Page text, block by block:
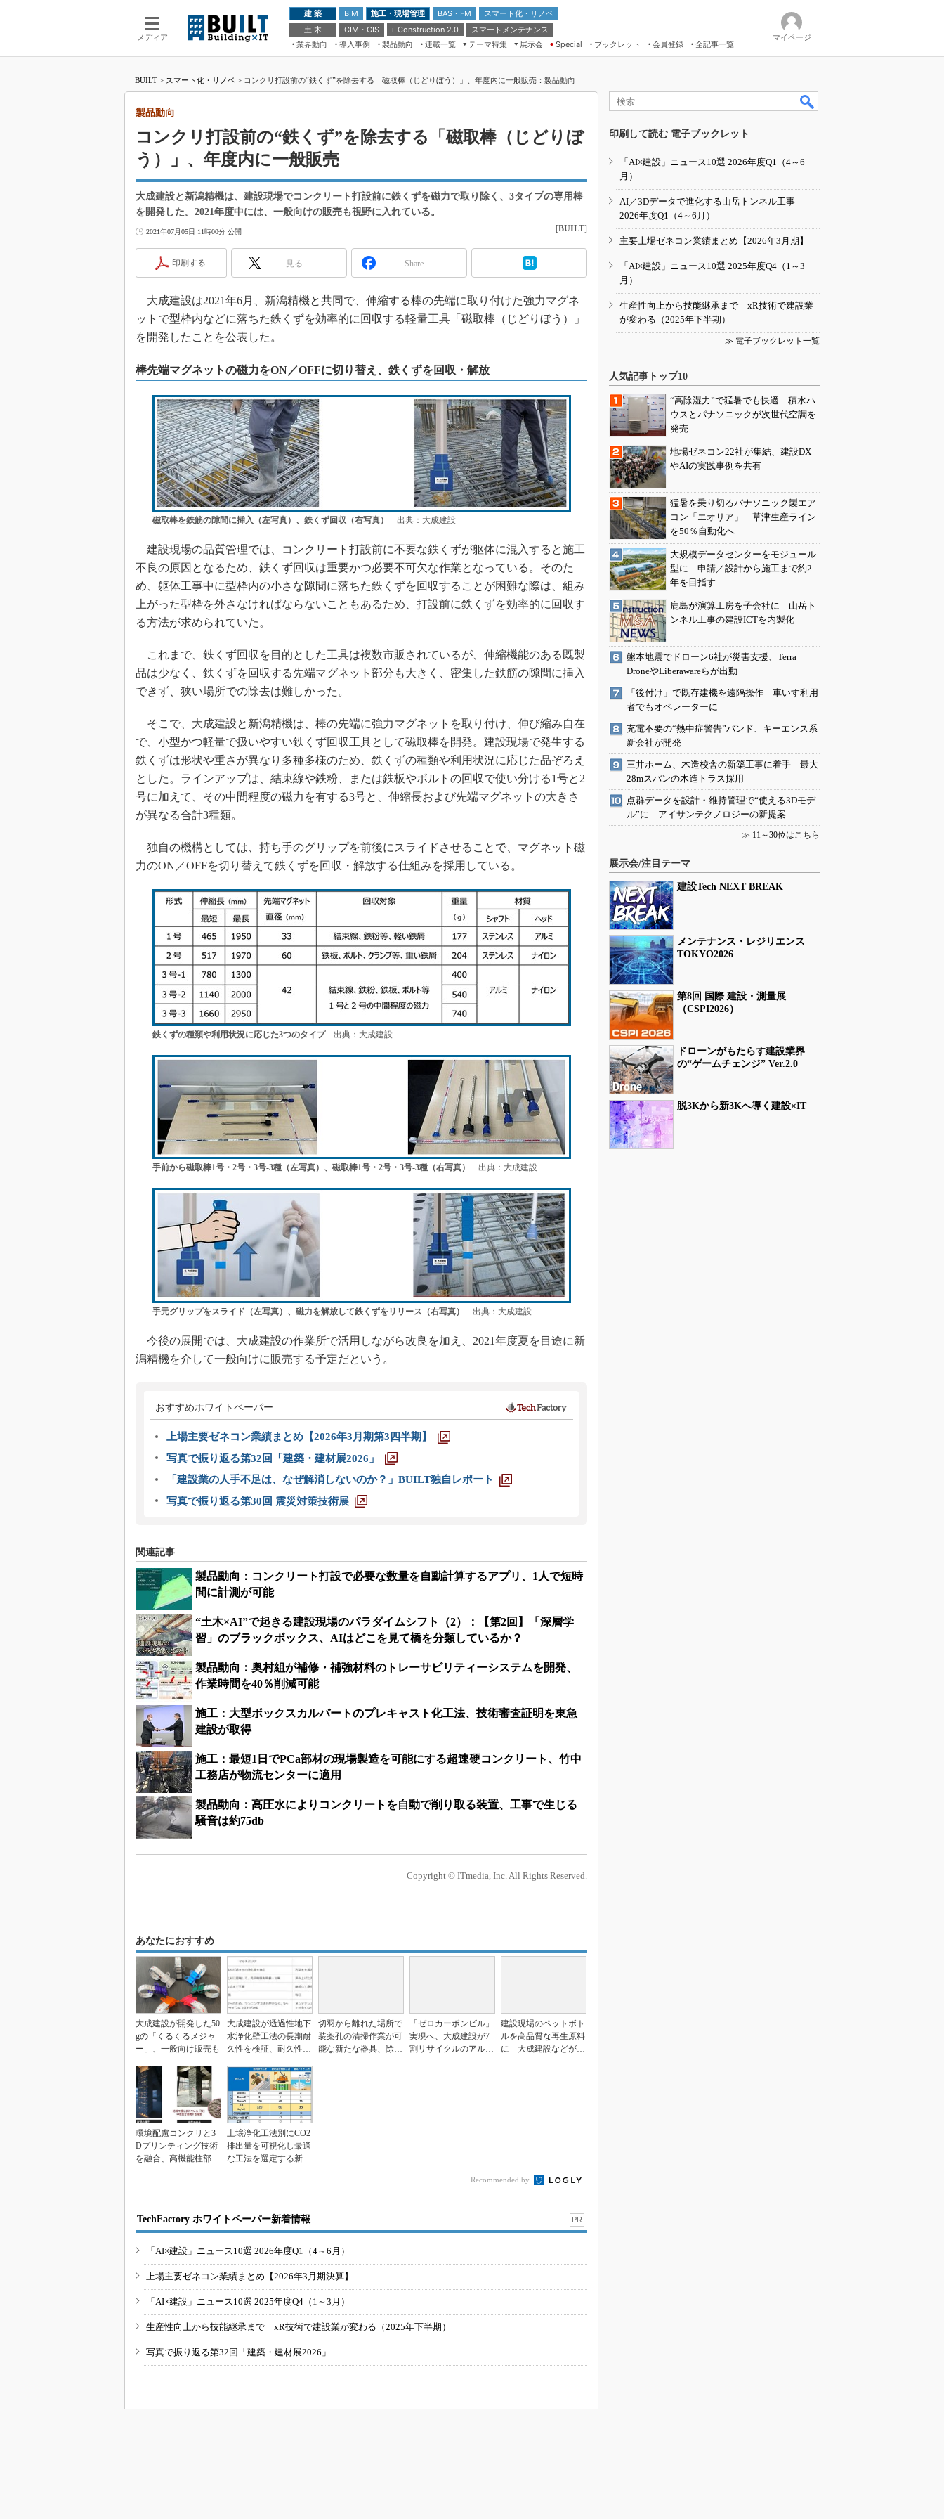
メディア
建 築 BIM 施工・現場管理 BAS・FM
スマート化・リノベ
土 木
CIM・GIS i-Construction 2.0
スマートメンテナンス
業界動向
導入事例 製品動向 連載一覧
テーマ特集
ドローンがもたらす建設業界の“ゲー
ムチェンジ” Ver.2.0
“Society5.0”時代のスマートビル
VR／ARが描くモノづくりのミライ
展示会
第8回 国際 建設・測量展
築・土木・不動産の先端技術展－
メンテナンス・レジリエンスOSAKA
日本 ものづくりワールド 2020
IGAS2018
Special ブックレット 会員登録 全記事一覧
マイページ
BUILT > スマート化・リノベ > コンクリ打設前の“鉄くず”を除去する「磁取棒（じどりぼう）」、年度内に一般販売：製品動向
コンクリ打設前の“鉄くず”を除去する「磁取棒（じどりぼ
う）」、年度内に一般販売
製品動向
大成建設と新潟精機は、建設現場でコンクリート打設前に鉄くずを磁力で取り除く、3タイプの専用棒
を開発した。2021年度中には、一般向けの販売も視野に入れている。
2021年07月05日 11時00分 公開 [BUILT]
印刷する 見る Share
大成建設は2021年6月、新潟精機と共同で、伸縮する棒の先端に取り付けた強力マグネ
ットで型枠内などに落ちた鉄くずを効率的に回収する軽量工具「磁取棒（じどりぼう）」
を開発したことを公表した。
棒先端マグネットの磁力をON／OFFに切り替え、鉄くずを回収・解放
磁取棒を鉄筋の隙間に挿入（左写真）、鉄くず回収（右写真） 出典：大成建設
建設現場の品質管理では、コンクリート打設前に不要な鉄くずが躯体に混入すると施工
不良の原因となるため、鉄くず回収は重要かつ必要不可欠な作業となっている。そのた
め、躯体工事中に型枠内の小さな隙間に落ちた鉄くずを回収することが困難な際は、組み
上がった型枠を外さなければならないこともあるため、打設前に鉄くずを効率的に回収す
る方法が求められていた。
これまで、鉄くず回収を目的とした工具は複数市販されているが、伸縮機能のある既製
品は少なく、鉄くずを回収する先端マグネット部分も大きく、密集した鉄筋の隙間に挿入
できず、狭い場所での除去は難しかった。
そこで、大成建設と新潟精機は、棒の先端に強力マグネットを取り付け、伸び縮み自在
で、小型かつ軽量で扱いやすい鉄くず回収工具として磁取棒を開発。建設現場で発生する
鉄くずは形状や重さが異なり多種多様のため、鉄くずの種類や利用状況に応じた品ぞろえ
とした。ラインアップは、結束線や鉄粉、または鉄板やボルトの回収で使い分ける1号と2
号に加えて、その中間程度の磁力を有する3号と、伸縮長および先端マグネットの大きさ
が異なる合計3種類。
独自の機構としては、持ち手のグリップを前後にスライドさせることで、マグネット磁
力のON／OFFを切り替えて鉄くずを回収・解放する仕組みを採用している。
鉄くずの種類や利用状況に応じた3つのタイプ出典：大成建設
手前から磁取棒1号・2号・3号-3種（左写真）、磁取棒1号・2号・3号-3種（右写真） 出典：大成建設
手元グリップをスライド（左写真）、磁力を解放して鉄くずをリリース（右写真） 出典：大成建設
今後の展開では、大成建設の作業所で活用しながら改良を加え、2021年度夏を目途に新
潟精機を介して一般向けに販売する予定だという。
おすすめホワイトペーパー
上場主要ゼネコン業績まとめ【2026年3月期第3四半期】
写真で振り返る第32回「建築・建材展2026」
「建設業の人手不足は、なぜ解消しないのか？」BUILT独自レポート
写真で振り返る第30回 震災対策技術展
関連記事
製品動向：コンクリート打設で必要な数量を自動計算するアプリ、1人で短時
間に計測が可能
“土木×AI”で起きる建設現場のパラダイムシフト（2）：【第2回】「深層学
習」のブラックボックス、AIはどこを見て橋を分類しているか？
製品動向：奥村組が補修・補強材料のトレーサビリティーシステムを開発、
作業時間を40％削減可能
施工：大型ボックスカルバートのプレキャスト化工法、技術審査証明を東急
建設が取得
施工：最短1日でPCa部材の現場製造を可能にする超速硬コンクリート、竹中
工務店が物流センターに適用
製品動向：高圧水によりコンクリートを自動で削り取る装置、工事で生じる
騒音は約75db
Copyright © ITmedia, Inc. All Rights Reserved.
あなたにおすすめ
大成建設が開発した50
gの「くるくるメジャ
ー」、一般向け販売も
大成建設が透過性地下
水浄化壁工法の長期耐
久性を検証、耐久性予
切羽から離れた場所で
装薬孔の清掃作業が可
能な新たな器具、除去
「ゼロカーボンビル」
実現へ、大成建設が7
割リサイクルのアルミ
建設現場のペットボト
ルを高品質な再生原料
に 大成建設などが
環境配慮コンクリと3
Dプリンティング技術
を融合、高機能柱部材
土壌浄化工法別にCO2
排出量を可視化し最適
な工法を選定する新ツ
Recommended by
TechFactory ホワイトペーパー新着情報 PR
「AI×建設」ニュース10選 2026年度Q1（4～6月）
上場主要ゼネコン業績まとめ【2026年3月期決算】
「AI×建設」ニュース10選 2025年度Q4（1～3月）
生産性向上から技能継承まで xR技術で建設業が変わる（2025年下半期）
写真で振り返る第32回「建築・建材展2026」
印刷して読む 電子ブックレット
「AI×建設」ニュース10選 2026年度Q1（4～6
月）
AI／3Dデータで進化する山岳トンネル工事
2026年度Q1（4～6月）
主要上場ゼネコン業績まとめ【2026年3月期】
「AI×建設」ニュース10選 2025年度Q4（1～3
月）
生産性向上から技能継承まで xR技術で建設業
が変わる（2025年下半期）
≫ 電子ブックレット一覧
人気記事トップ10
“高除湿力”で猛暑でも快適 積水ハ
ウスとパナソニックが次世代空調を
発売
地場ゼネコン22社が集結、建設DX
やAIの実践事例を共有
猛暑を乗り切るパナソニック製エア
コン「エオリア」 草津生産ライン
を50％自動化へ
大規模データセンターをモジュール
型に 申請／設計から施工まで約2
年を目指す
鹿島が演算工房を子会社に 山岳ト
ンネル工事の建設ICTを内製化
熊本地震でドローン6社が災害支援、Terra
DroneやLiberawareらが出動
「後付け」で既存建機を遠隔操作 車いす利用
者でもオペレーターに
充電不要の“熱中症警告”バンド、キーエンス系
新会社が開発
三井ホーム、木造校舎の新築工事に着手 最大
28mスパンの木造トラス採用
点群データを設計・維持管理で“使える3Dモデ
ル”に アイサンテクノロジーの新提案
≫ 11～30位はこちら
展示会/注目テーマ
建設Tech NEXT BREAK
メンテナンス・レジリエンス
TOKYO2026
第8回 国際 建設・測量展
（CSPI2026）
ドローンがもたらす建設業界
の“ゲームチェンジ” Ver.2.0
脱3Kから新3Kへ導く建設×IT